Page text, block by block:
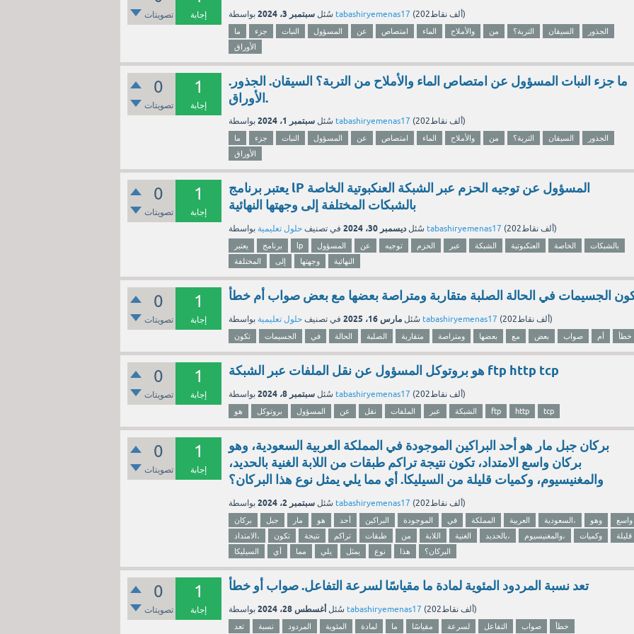
تصويتات إجابة سُئل سبتمبر 3، 2024 tabashiryemenas17 ( 202ألفنقاط)
ما جزء النبات المسؤول عن امتصاص الماء والأملاح من التربة؟ السيقان
الجذور
الأوراق
0
تصويتات
1
إجابة
ما جزء النبات المسؤول عن امتصاص الماء والأملاح من التربة؟ السيقان. الجذور.
الأوراق.
سُئل سبتمبر 1، 2024 tabashiryemenas17 ( 202ألف نقاط)
ما جزء النبات المسؤول عن امتصاص الماء والأملاح من التربة؟ السيقان
الجذور
الأوراق
0
تصويتات
1
إجابة
يعتبر برنامج lP المسؤول عن توجيه الحزم عبر الشبكة العنكبوتية الخاصة
بالشبكات المختلفة إلى وجهتها النهائية
سُئل ديسمبر 30، 2024 في تصنيف حلول تعليمية tabashiryemenas17 ( 202ألف نقاط)
يعتبر برنامج lp المسؤول عن توجيه الحزم عبر الشبكة العنكبوتية الخاصة
بالشبكات
المختلفة
إلى وجهتها النهائية
0
تصويتات
1
إجابة
الجسيمات في الحالة الصلبة متقاربة ومتراصة بعضها مع بعض صواب أم خطأ
سُئل مارس 16، 2025 في تصنيف حلول تعليمية tabashiryemenas17 ( 202ألف نقاط)
تكون الجسيمات في الحالة الصلبة متقاربة ومتراصة بعضها مع بعض صواب أم خطأ
0
تصويتات
1
إجابة
هو بروتوكل المسؤول عن نقل الملفات عبر الشبكة ftp http tcp
سُئل سبتمبر 8، 2024 tabashiryemenas17 ( 202ألف نقاط)
هو بروتوكل المسؤول عن نقل الملفات عبر الشبكة ftp http tcp
0
تصويتات
1
إجابة
بركان جبل مار هو أحد البراكين الموجودة في المملكة العربية السعودية، وهو
بركان واسع الامتداد، تكون نتيجة تراكم طبقات من اللابة الغنية بالحديد،
والمغنيسيوم، وكميات قليلة من السيليكا. أي مما يلي يمثل نوع هذا البركان؟
سُئل سبتمبر 2، 2024 tabashiryemenas17 ( 202ألف نقاط)
بركان جبل مار هو أحد البراكين الموجودة في المملكة العربية السعودية، وهو
واسع
الامتداد،
تكون نتيجة تراكم طبقات من اللابة الغنية بالحديد، والمغنيسيوم، وكميات
قليلة
السيليكا
أي مما يلي يمثل نوع هذا البركان؟
0
تصويتات
1
إجابة
تعد نسبة المردود المئوية لمادة ما مقياسًا لسرعة التفاعل. صواب أو خطأ
سُئل أغسطس 28، 2024 tabashiryemenas17 ( 202ألف نقاط)
تعد نسبة المردود المئوية لمادة ما مقياسًا لسرعة التفاعل صواب خطأ